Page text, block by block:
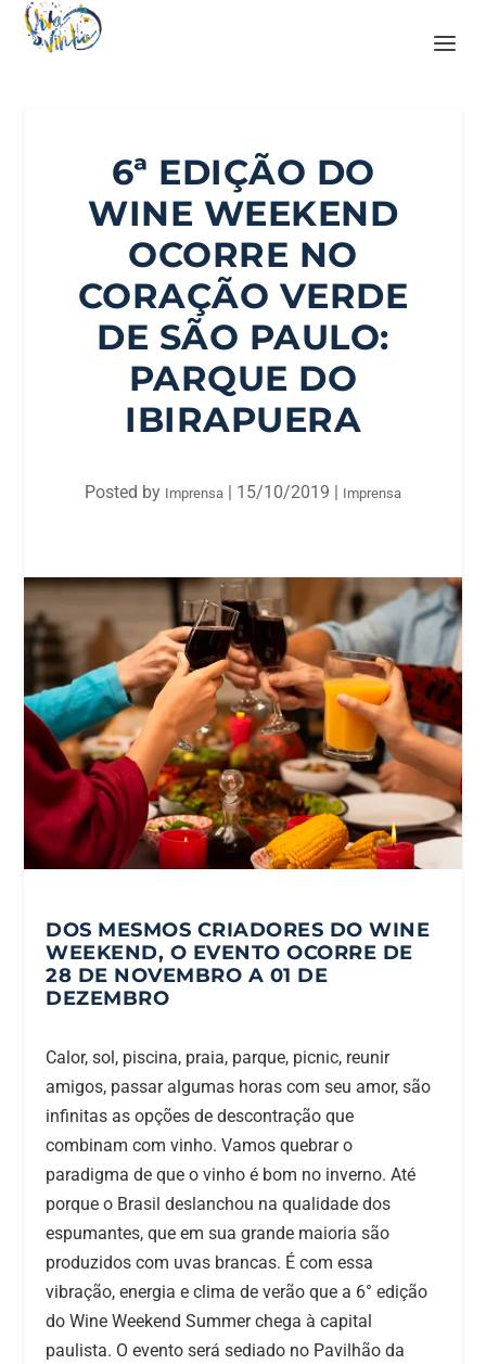
6ª EDIÇÃO DO
WINE WEEKEND
OCORRE NO
CORAÇÃO VERDE
DE SÃO PAULO:
PARQUE DO
IBIRAPUERA
Posted by Imprensa | 15/10/2019 | Imprensa
DOS MESMOS CRIADORES DO WINE
WEEKEND, O EVENTO OCORRE DE
28 DE NOVEMBRO A 01 DE
DEZEMBRO
Calor, sol, piscina, praia, parque, picnic, reunir
amigos, passar algumas horas com seu amor, são
infinitas as opções de descontração que
combinam com vinho. Vamos quebrar o
paradigma de que o vinho é bom no inverno. Até
porque o Brasil deslanchou na qualidade dos
espumantes, que em sua grande maioria são
produzidos com uvas brancas. É com essa
vibração, energia e clima de verão que a 6° edição
do Wine Weekend Summer chega à capital
paulista. O evento será sediado no Pavilhão da